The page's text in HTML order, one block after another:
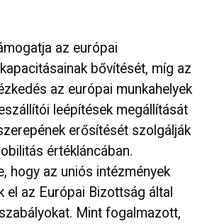
az európai
bővítését, míg az
az európai munkahelyek
leépítések megállítását
erősítését szolgálják
értékláncában.
hogy az uniós intézmények
el az Európai Bizottság által
Mint fogalmazott,